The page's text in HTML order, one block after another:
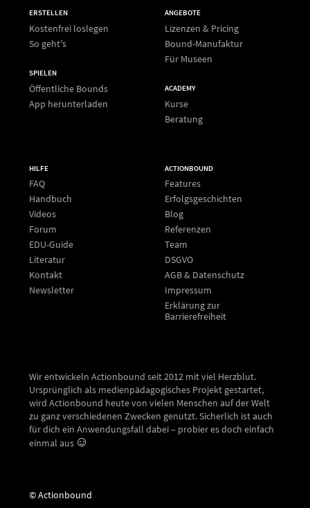
ERSTELLEN
Kostenfrei loslegen
So geht's
SPIELEN
Öffentliche Bounds
App herunterladen
ANGEBOTE
Lizenzen & Pricing
Bound-Manufaktur
Für Museen
ACADEMY
Kurse
Beratung
HILFE
FAQ
Handbuch
Videos
Forum
EDU-Guide
Literatur
Kontakt
Newsletter
ACTIONBOUND
Features
Erfolgsgeschichten
Blog
Referenzen
Team
DSGVO
AGB & Datenschutz
Impressum
Erklärung zur
Barrierefreiheit
Wir entwickeln Actionbound seit 2012 mit viel Herzblut.
Ursprünglich als medienpädagogisches Projekt gestartet,
wird Actionbound heute von vielen Menschen auf der Welt
zu ganz verschiedenen Zwecken genutzt. Sicherlich ist auch
für dich ein Anwendungsfall dabei – probier es doch einfach
einmal aus
© Actionbound